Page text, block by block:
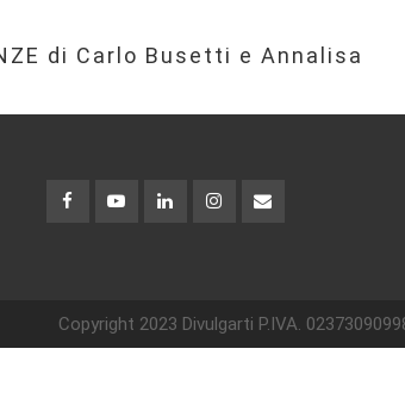
di Carlo Busetti e Annalisa
Copyright 2023 Divulgarti P.IVA.